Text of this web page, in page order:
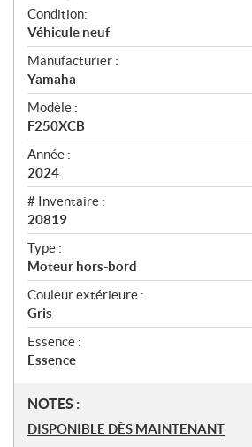
O
v
e
r
v
i
e
w
Condition:
Véhicule neuf
Manufacturier :
Yamaha
Modèle :
F250XCB
Année :
2024
# Inventaire :
20819
Type :
Moteur hors-bord
Couleur extérieure :
Gris
Essence :
Essence
N
o
NOTES :
DISPONIBLE DÈS MAINTENANT